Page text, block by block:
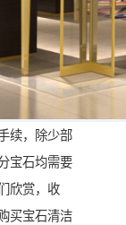
续，除少部
宝石均需要
欣赏，收
买宝石清洁